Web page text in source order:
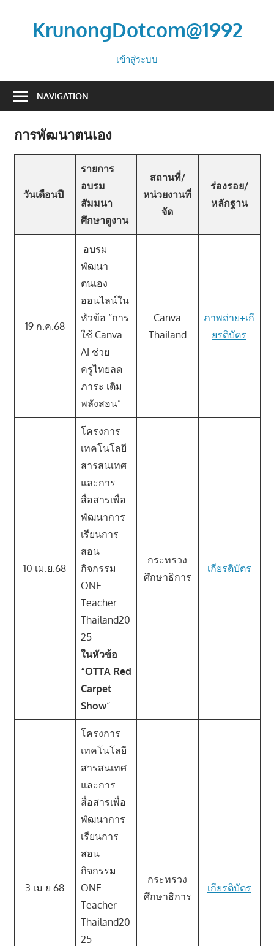
KrunongDotcom@1992
หลัง
พระ
เข้าสู่ระบบ
NAVIGATION
การพัฒนาตนเอง
วันเดือนปี
รายการ
อบรม
สัมมนา
ศึกษาดูงาน
สถานที่/
หน่วยงานที่
จัด
ร่องรอย/
หลักฐาน
19 ก.ค.68
อบรม
พัฒนา
ตนเอง
ออนไลน์ใน
หัวข้อ “การ
ใช้ Canva
AI ช่วย
ครูไทยลด
ภาระ เติม
พลังสอน”
Canva
Thailand
ภาพถ่าย+เกี
ยรติบัตร
10 เม.ย.68
โครงการ
เทคโนโลยี
สารสนเทศ
และการ
สื่อสารเพื่อ
พัฒนาการ
เรียนการ
สอน
กิจกรรม
ONE
Teacher
Thailand20
25
ในหัวข้อ
“OTTA Red
Carpet
Show“
กระทรวง
ศึกษาธิการ
เกียรติบัตร
3 เม.ย.68
โครงการ
เทคโนโลยี
สารสนเทศ
และการ
สื่อสารเพื่อ
พัฒนาการ
เรียนการ
สอน
กิจกรรม
ONE
Teacher
Thailand20
25
กระทรวง
ศึกษาธิการ
เกียรติบัตร